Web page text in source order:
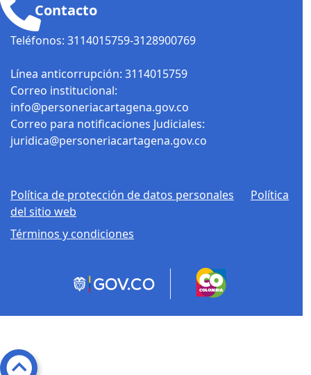
Contacto
Teléfonos: 3114015759-3128900769
Línea anticorrupción: 3114015759
Correo institucional:
info@personeriacartagena.gov.co
Correo para notificaciones Judiciales:
juridica@personeriacartagena.gov.co
Política de protección de datos personales
Política
del sitio web
Términos y condiciones